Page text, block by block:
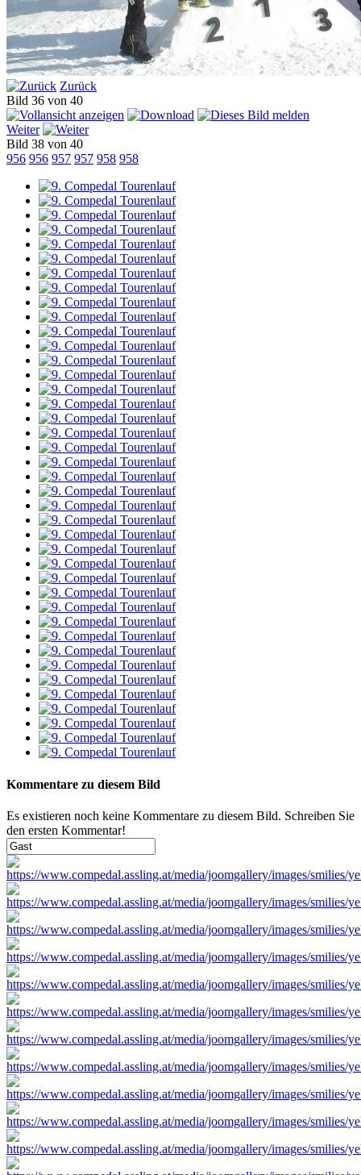
Zurück
Bild 36 von 40
Weiter
Bild 38 von 40
956 956 957 957 958 958
Kommentare zu diesem Bild
Es existieren noch keine Kommentare zu diesem Bild. Schreiben Sie
den ersten Kommentar!